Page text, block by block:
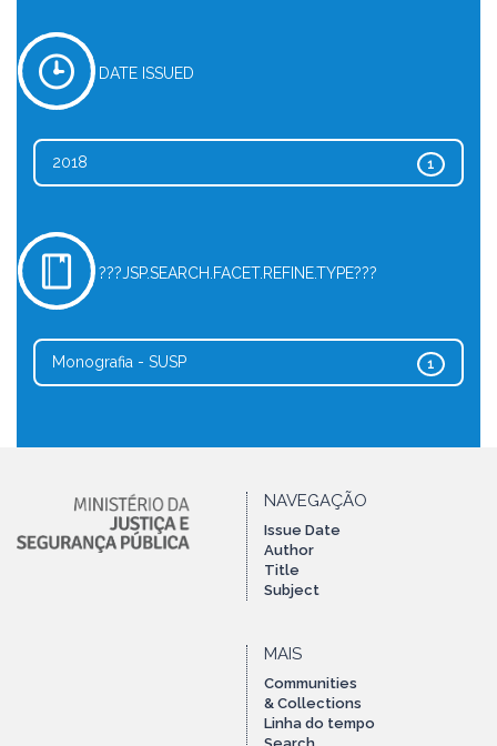
DATE ISSUED
1
2018
???JSP.SEARCH.FACET.REFINE.TYPE???
1
Monografia - SUSP
NAVEGAÇÃO
Issue Date
Author
Title
Subject
MAIS
Communities
& Collections
Linha do tempo